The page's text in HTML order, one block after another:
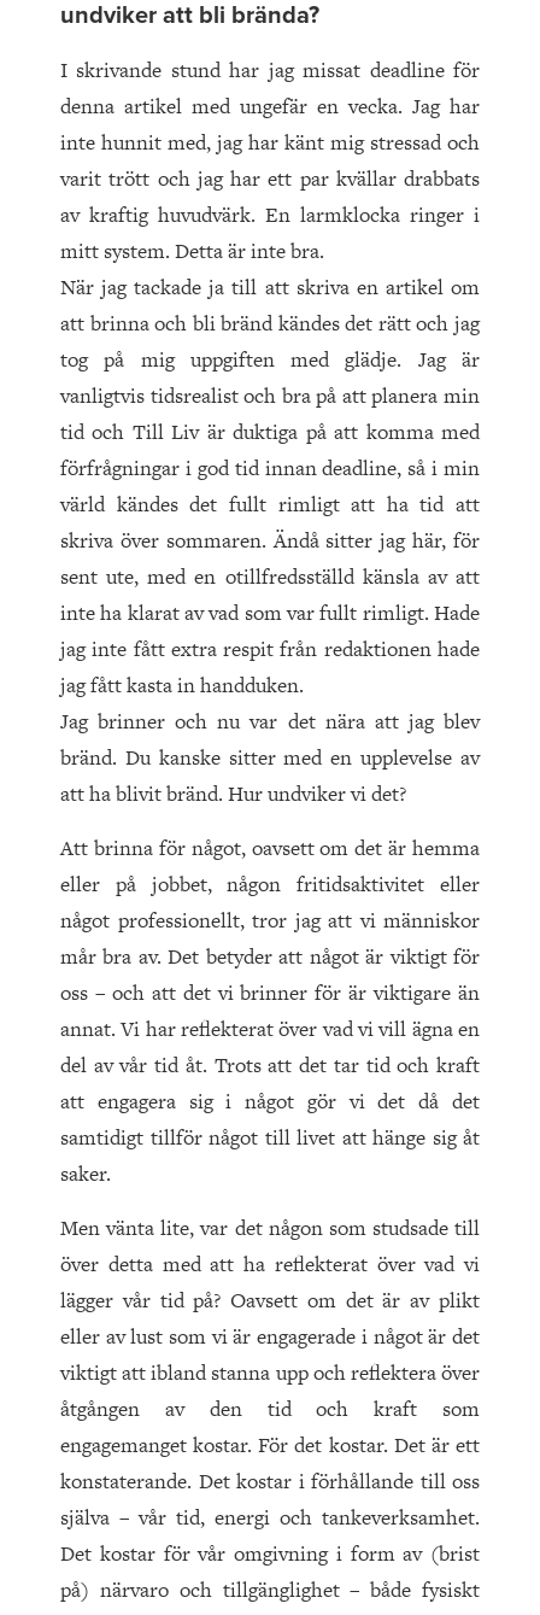
undviker att bli brända?
I skrivande stund har jag missat deadline för
denna artikel med ungefär en vecka. Jag har
inte hunnit med, jag har känt mig stressad och
varit trött och jag har ett par kvällar drabbats
av kraftig huvudvärk. En larmklocka ringer i
mitt system. Detta är inte bra.
När jag tackade ja till att skriva en artikel om
att brinna och bli bränd kändes det rätt och jag
tog på mig uppgiften med glädje. Jag är
vanligtvis tidsrealist och bra på att planera min
tid och Till Liv är duktiga på att komma med
förfrågningar i god tid innan deadline, så i min
värld kändes det fullt rimligt att ha tid att
skriva över sommaren. Ändå sitter jag här, för
sent ute, med en otillfredsställd känsla av att
inte ha klarat av vad som var fullt rimligt. Hade
jag inte fått extra respit från redaktionen hade
jag fått kasta in handduken.
Jag brinner och nu var det nära att jag blev
bränd. Du kanske sitter med en upplevelse av
att ha blivit bränd. Hur undviker vi det?
Att brinna för något, oavsett om det är hemma
eller på jobbet, någon fritidsaktivitet eller
något professionellt, tror jag att vi människor
mår bra av. Det betyder att något är viktigt för
oss – och att det vi brinner för är viktigare än
annat. Vi har reflekterat över vad vi vill ägna en
del av vår tid åt. Trots att det tar tid och kraft
att engagera sig i något gör vi det då det
samtidigt tillför något till livet att hänge sig åt
saker.
Men vänta lite, var det någon som studsade till
över detta med att ha reflekterat över vad vi
lägger vår tid på? Oavsett om det är av plikt
eller av lust som vi är engagerade i något är det
viktigt att ibland stanna upp och reflektera över
åtgången av den tid och kraft som
engagemanget kostar. För det kostar. Det är ett
konstaterande. Det kostar i förhållande till oss
själva – vår tid, energi och tankeverksamhet.
Det kostar för vår omgivning i form av (brist
på) närvaro och tillgänglighet – både fysiskt